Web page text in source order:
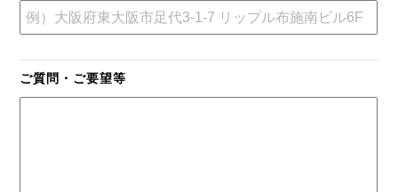
ご質問・ご要望等